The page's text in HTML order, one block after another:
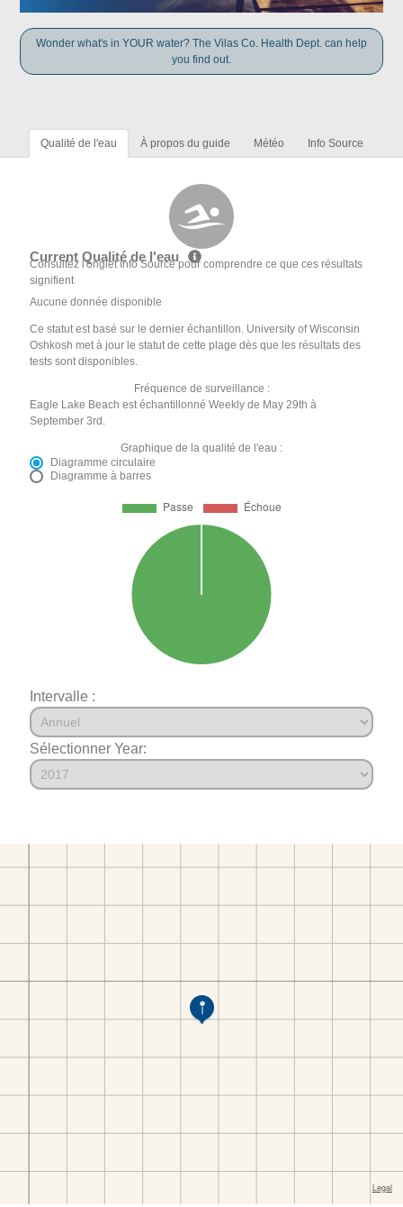
Wonder what's in YOUR water? The Vilas Co. Health Dept. can help
you find out.
Qualité de l'eau À propos du guide Météo Info Source
Current Qualité de l'eau
Consultez l'onglet Info Source pour comprendre ce que ces résultats
signifient
Aucune donnée disponible
Ce statut est basé sur le dernier échantillon. University of Wisconsin
Oshkosh met à jour le statut de cette plage dès que les résultats des
tests sont disponibles.
Fréquence de surveillance :
Eagle Lake Beach est échantillonné Weekly de May 29th à
September 3rd.
Graphique de la qualité de l'eau :
Diagramme circulaire
Diagramme à barres
Intervalle :
Sélectionner Year: